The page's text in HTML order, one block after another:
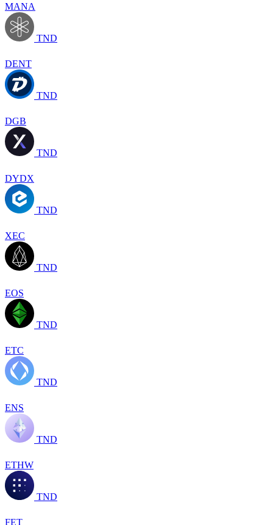
MANA
TND
DENT
TND
DGB
TND
DYDX
TND
XEC
TND
EOS
TND
ETC
TND
ENS
TND
ETHW
TND
FET